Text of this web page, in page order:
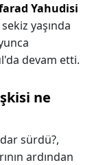
Yahudisi
yaşında
devam etti.
ne
sürdü?,
ardından